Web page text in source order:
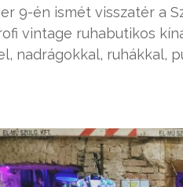
9-én ismét visszatér a
vintage ruhabutikos
nadrágokkal, ruhákkal,